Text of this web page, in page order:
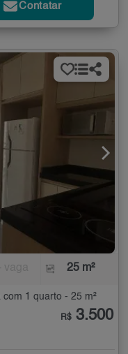
Contatar
25 m²
1 quarto - 25 m²
R$ 3.500